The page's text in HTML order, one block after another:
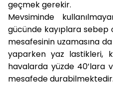
geçmek gerekir.
Mevsiminde
gücünde kayıplara
mesafesinin uzamasına
yaparken yaz lastikleri,
havalarda yüzde 40’lara
mesafede durabilmektedir.